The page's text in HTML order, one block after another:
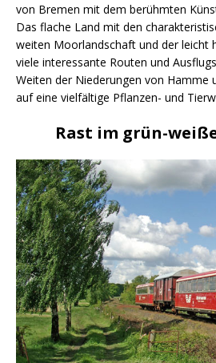
von Bremen mit dem berühmten
Das flache Land mit den
weiten Moorlandschaft und der leicht
viele interessante Routen und
Weiten der Niederungen von Hamme
auf eine vielfältige Pflanzen- und
Rast im grün-